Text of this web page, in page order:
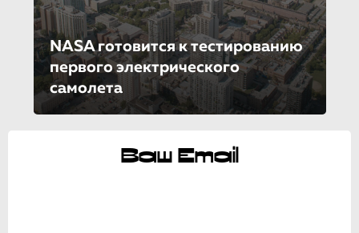
NASA готовится к тестированию
первого электрическо­го
самолета
Ваш Email